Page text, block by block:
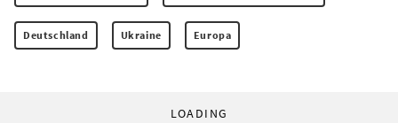
Deutschland Ukraine Europa
LOADING